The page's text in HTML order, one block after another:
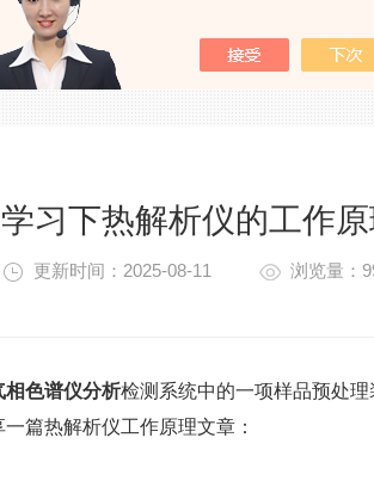
学习下热解析仪的工作
更新时间：2025-08-11 浏览量：
相色谱仪分析检测系统中的一项样品预处
篇热解析仪工作原理文章：